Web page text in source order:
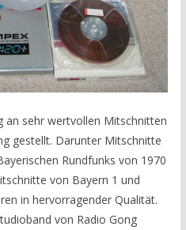
an sehr wertvollen Mitschnitten
gestellt. Darunter Mitschnitte
Rundfunks von 1970
von Bayern 1 und
in hervorragender Qualität.
von Radio Gong